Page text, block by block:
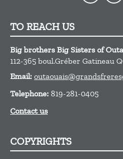
TO REACH US
Big brothers Big Sisters of
112-365 boul.Gréber Gatineau
Email:
Telephone: 819-281-0405
Contact us
COPYRIGHTS